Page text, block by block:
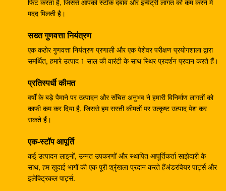
133-6907 हाइड्रोलिक राम पंप, खुदाई के लिए हाइड्रोलिक पंप
E330B E345
खुदाई हाइड्रोलिक मुख्य पंप DH370-9 370-9 गियर पंप DH370-
7 370-7 K9005449 पायलट पंप
995351 गियरबॉक्स में कमी
खुदाई करने वाला PSVD2-17E हाइड्रोलिक राम पंप PSVD2
EC35 VOE11806089 गियर पंप
खुदाई करने वाला E312V1 E312V2 यात्रा में कमी 1107079
1107080 यात्रा गियरबॉक्स
खुदाई K1011413A यात्रा गियरबॉक्स DH258-7 DX260
DH255-5 DX255LC
मदद मिलती है।
सख्त गुणवत्ता नियंत्रण
एक कठोर गुणवत्ता नियंत्रण प्रणाली और एक पेशेवर परीक्षण प्रयोगशाला द्वारा
समर्थित, हमारे उत्पाद 1 साल की वारंटी के साथ स्थिर प्रदर्शन प्रदान करते हैं।
प्रतिस्पर्धी कीमत
वर्षों के बड़े पैमाने पर उत्पादन और संचित अनुभव ने हमारी विनिर्माण लागतों को
काफी कम कर दिया है, जिससे हम सस्ती कीमतों पर उत्कृष्ट उत्पाद पेश कर
सकते हैं।
एक-स्टॉप आपूर्ति
कई उत्पादन लाइनों, उन्नत उपकरणों और स्थापित आपूर्तिकर्ता साझेदारी के
साथ, हम खुदाई भागों की एक पूरी श्रृंखला प्रदान करते हैंअंडरवियर पार्ट्स और
इलेक्ट्रिकल पार्ट्स.